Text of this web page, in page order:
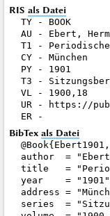
RIS als Datei
TY - BOOK
AU - Ebert,
T1 - Periodische
CY - München
PY - 1901
T3 -
VL - 1900,18
UR - https://
BibTex als Datei
@Book{Ebert1901,
author  =
title   =
year    =
address =
series  =